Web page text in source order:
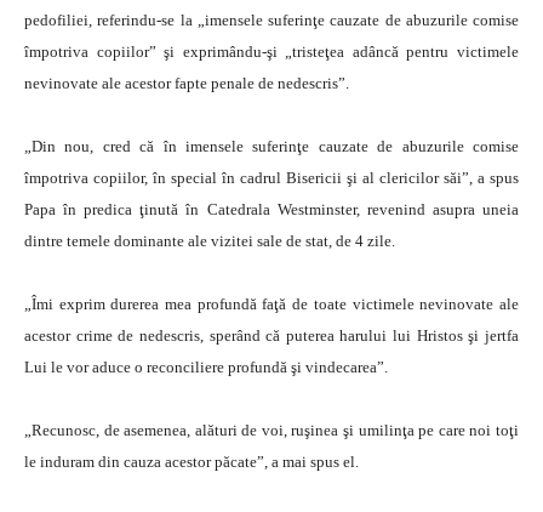
pedofiliei, referindu-se la „imensele suferinţe cauzate de abuzurile comise
împotriva copiilor” şi exprimându-şi „tristeţea adâncă pentru victimele
nevinovate ale acestor fapte penale de nedescris”.
„Din nou, cred că în imensele suferinţe cauzate de abuzurile comise
împotriva copiilor, în special în cadrul Bisericii şi al clericilor săi”, a spus
Papa în predica ţinută în Catedrala Westminster, revenind asupra uneia
dintre temele dominante ale vizitei sale de stat, de 4 zile.
„Îmi exprim durerea mea profundă faţă de toate victimele nevinovate ale
acestor crime de nedescris, sperând că puterea harului lui Hristos şi jertfa
Lui le vor aduce o reconciliere profundă şi vindecarea”.
„Recunosc, de asemenea, alături de voi, ruşinea şi umilinţa pe care noi toţi
le induram din cauza acestor păcate”, a mai spus el.